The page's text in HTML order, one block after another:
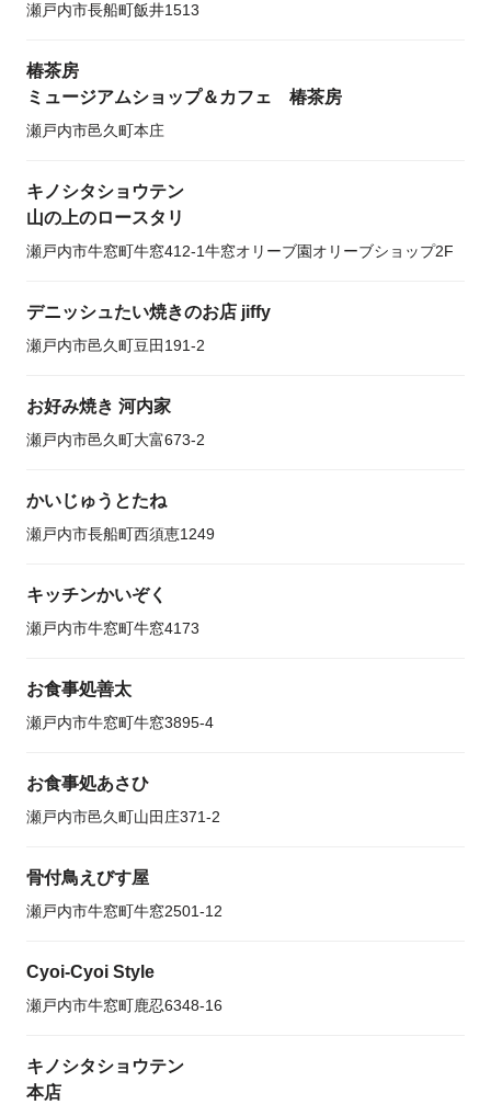
瀬戸内市長船町飯井1513
椿茶房
ミュージアムショップ＆カフェ 椿茶房
瀬戸内市邑久町本庄
キノシタショウテン
山の上のロースタリ
瀬戸内市牛窓町牛窓412-1牛窓オリーブ園オリーブショップ2F
デニッシュたい焼きのお店 jiffy
瀬戸内市邑久町豆田191-2
お好み焼き 河内家
瀬戸内市邑久町大富673-2
かいじゅうとたね
瀬戸内市長船町西須恵1249
キッチンかいぞく
瀬戸内市牛窓町牛窓4173
お食事処善太
瀬戸内市牛窓町牛窓3895-4
お食事処あさひ
瀬戸内市邑久町山田庄371-2
骨付鳥えびす屋
瀬戸内市牛窓町牛窓2501-12
Cyoi-Cyoi Style
瀬戸内市牛窓町鹿忍6348-16
キノシタショウテン
本店